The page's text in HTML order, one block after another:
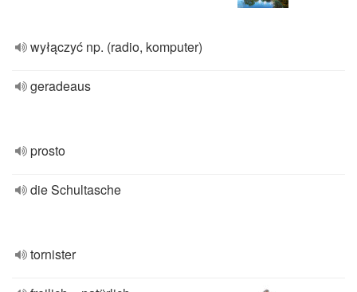
wyłączyć np. (radio, komputer)
geradeaus
prosto
die Schultasche
tornister